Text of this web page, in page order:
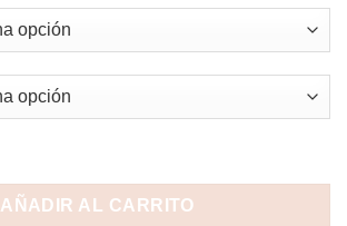
AÑADIR AL CARRITO